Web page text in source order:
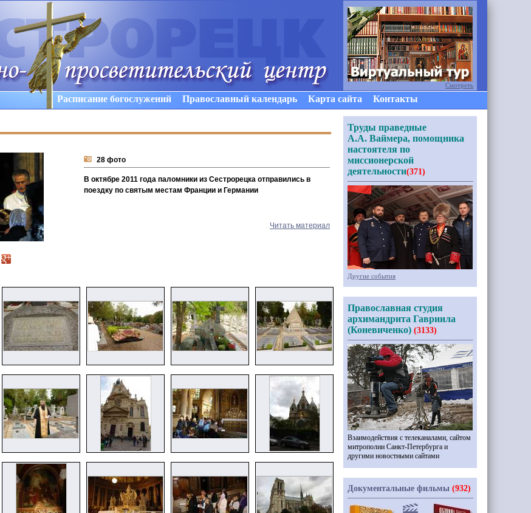
Расписание богослужений Православный календарь Карта сайта Контакты
28 фото
В октябре 2011 года паломники из Сестрорецка отправились в
поездку по святым местам Франции и Германии
Читать материал
Смотреть
Труды праведные
А.А. Ваймера, помощника
настоятеля по
миссионерской
деятельности(371)
Другие события
Православная студия
архимандрита Гавриила
(Коневиченко) (3133)
Взаимодействия с телеканалами, сайтом
митрополии Санкт-Петербурга и
другими новостными сайтами
Документальные фильмы (932)